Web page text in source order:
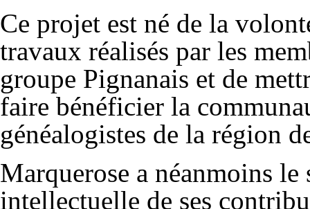
Ce projet est né de la
travaux réalisés par les
groupe Pignanais et de
faire bénéficier la
généalogistes de la région
Marquerose a néanmoins
intellectuelle de ses